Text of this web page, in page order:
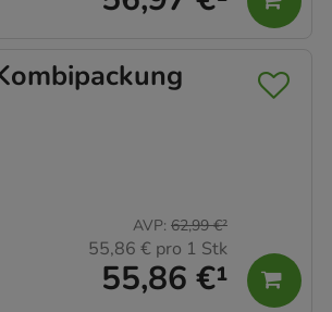
55,86 €¹
AVP: 62,99 €²
55,86 € pro 1 Stk